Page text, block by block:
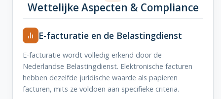
Wettelijke Aspecten & Compliance
E-facturatie en de Belastingdienst
E-facturatie wordt volledig erkend door de
Nederlandse Belastingdienst. Elektronische facturen
hebben dezelfde juridische waarde als papieren
facturen, mits ze voldoen aan specifieke criteria.